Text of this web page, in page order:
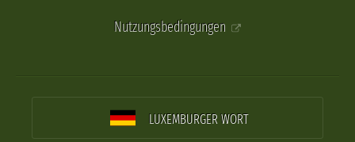
Nutzungsbedingungen
LUXEMBURGER WORT